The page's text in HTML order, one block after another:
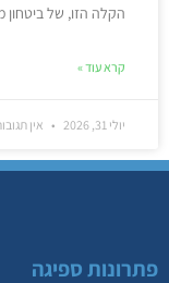
הקלה הזו, של ביטחון
קרא עוד »
יולי 31, 2026 אין
פתרונות ספיגה